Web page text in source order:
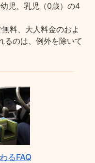
児、乳児（0歳）の4
料、大人料金のおよ
るのは、例外を除いて
るFAQ